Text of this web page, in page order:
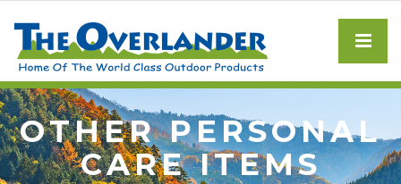
OTHER PERSONAL
CARE ITEMS